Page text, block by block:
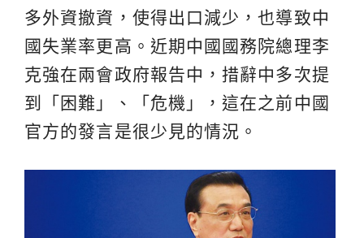
多外資撤資，使得出口減少，也導致中
國失業率更高。近期中國國務院總理李
克強在兩會政府報告中，措辭中多次提
到「困難」、「危機」，這在之前中國
官方的發言是很少見的情況。